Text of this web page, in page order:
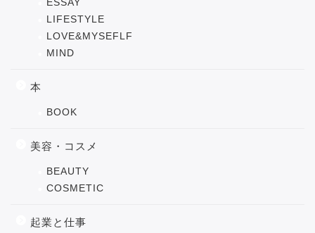
ESSAY
LIFESTYLE
LOVE&MYSEFLF
MIND
本
BOOK
美容・コスメ
BEAUTY
COSMETIC
起業と仕事